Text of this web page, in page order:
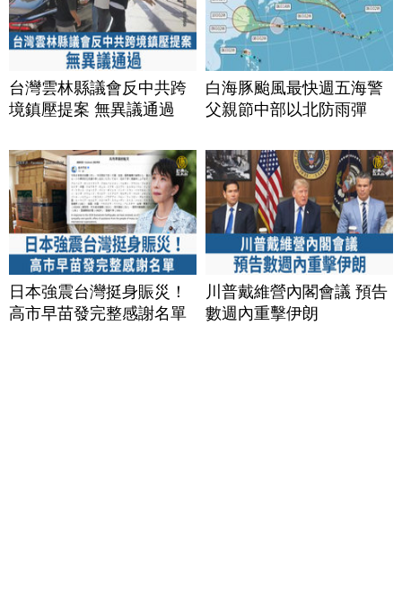
台灣雲林縣議會反中共跨
境鎮壓提案 無異議通過
白海豚颱風最快週五海警
父親節中部以北防雨彈
日本強震台灣挺身賑災！
高市早苗發完整感謝名單
川普戴維營內閣會議 預告
數週內重擊伊朗